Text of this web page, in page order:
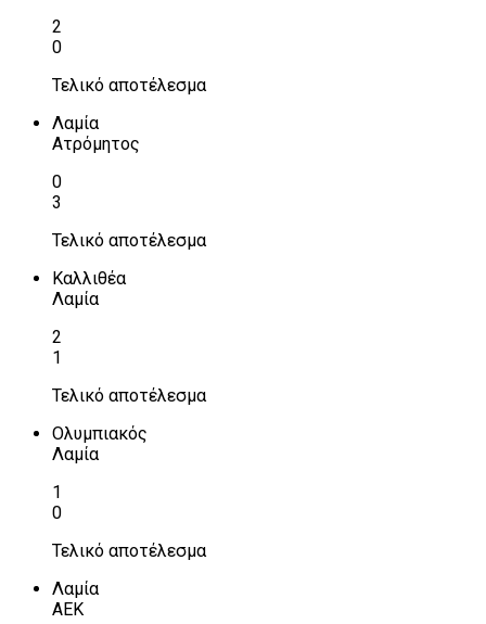
2
0
Τελικό αποτέλεσμα
Λαμία
Ατρόμητος
0
3
Τελικό αποτέλεσμα
Καλλιθέα
Λαμία
2
1
Τελικό αποτέλεσμα
Ολυμπιακός
Λαμία
1
0
Τελικό αποτέλεσμα
Λαμία
ΑΕΚ